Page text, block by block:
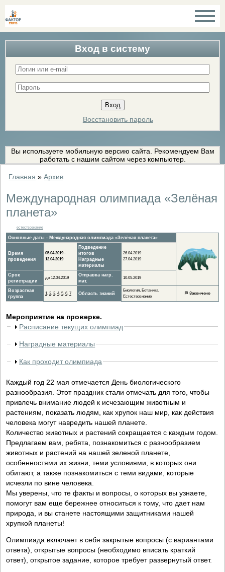
Вход в систему
Восстановить пароль
Вы используете мобильную версию сайта. Рекомендуем Вам
работать с нашим сайтом через компьютер.
Главная » Архив
Международная олимпиада «Зелёная
планета»
естествознание
Основные даты - Международная олимпиада «Зелёная планета»
Время
проведения
05.04.2019 -
12.04.2019
Подведение
итогов
Наградные
материалы
26.04.2019
27.04.2019
Срок
регистрации
до 12.04.2019
Отправка нагр.
мат.
10.05.2019
Возрастная
группа
1, 2, 3, 4, 5, 6, 7 Область знаний
Биология, Ботаника,
Естествознание
🏁 Закончено
Мероприятие на проверке.
Расписание текущих олимпиад
Наградные материалы
Как проходит олимпиада
Каждый год 22 мая отмечается День биологического
разнообразия. Этот праздник стали отмечать для того, чтобы
привлечь внимание людей к исчезающим животным и
растениям, показать людям, как хрупок наш мир, как действия
человека могут навредить нашей планете.
Количество животных и растений сокращается с каждым годом.
Предлагаем вам, ребята, познакомиться с разнообразием
животных и растений на нашей зеленой планете,
особенностями их жизни, теми условиями, в которых они
обитают, а также познакомиться с теми видами, которые
исчезли по вине человека.
Мы уверены, что те факты и вопросы, о которых вы узнаете,
помогут вам еще бережнее относиться к тому, что дает нам
природа, и вы станете настоящими защитниками нашей
хрупкой планеты!
Олимпиада включает в себя закрытые вопросы (с вариантами
ответа), открытые вопросы (необходимо вписать краткий
ответ), открытое задание, которое требует развернутый ответ.